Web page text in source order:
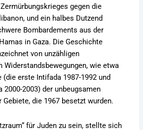
gegen die
und ein halbes Dutzend
Bombardements aus der
in Gaza. Die Geschichte
von unzähligen
Widerstandsbewegungen, wie etwa
erste Intifada 1987-1992 und
2000-2003) der unbeugsamen
Gebiete, die 1967 besetzt wurden.
für Juden zu sein, stellte sich